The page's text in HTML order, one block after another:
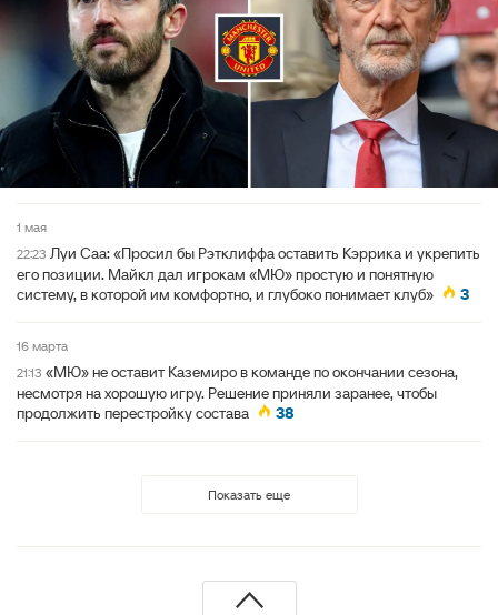
1 мая
22:23 Луи Саа: «Просил бы Рэтклиффа оставить Кэррика и укрепить
его позиции. Майкл дал игрокам «МЮ» простую и понятную
систему, в которой им комфортно, и глубоко понимает клуб»
3
16 марта
21:13 «МЮ» не оставит Каземиро в команде по окончании сезона,
несмотря на хорошую игру. Решение приняли заранее, чтобы
продолжить перестройку состава
38
Показать еще